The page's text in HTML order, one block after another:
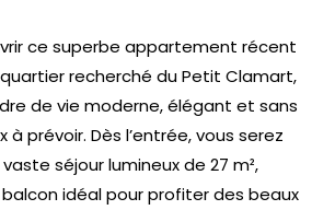
ce superbe appartement récent
recherché du Petit Clamart,
de vie moderne, élégant et sans
à prévoir. Dès l’entrée, vous serez
séjour lumineux de 27 m²,
idéal pour profiter des beaux